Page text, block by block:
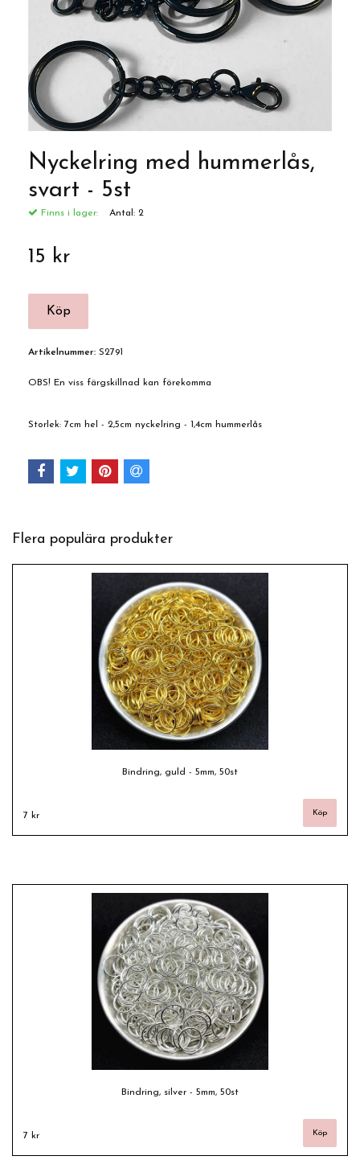
Nyckelring med hummerlås,
svart - 5st
Finns i lager: Antal: 2
15 kr
Artikelnummer: S2791
OBS! En viss färgskillnad kan förekomma
Storlek: 7cm hel - 2,5cm nyckelring - 1,4cm hummerlås
Flera populära produkter
Bindring, guld - 5mm, 50st
7 kr
Bindring, silver - 5mm, 50st
7 kr